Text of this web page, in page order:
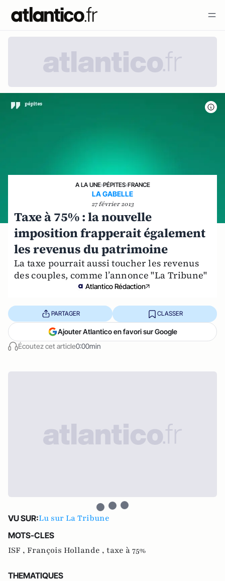
A LA UNE›PÉPITES›FRANCE
LA GABELLE
27 février 2013
Taxe à 75% : la nouvelle
imposition frapperait également
les revenus du patrimoine
La taxe pourrait aussi toucher les revenus
des couples, comme l’annonce "La Tribune"
Atlantico Rédaction
Écoutez cet article0:00min
PARTAGER CLASSER
Ajouter Atlantico en favori sur Google
VU SUR:Lu sur La Tribune
MOTS-CLES
ISF , François Hollande , taxe à 75%
THEMATIQUES